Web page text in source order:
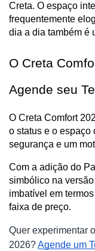
Creta. O espaço
frequentemente
dia a dia também é
O Creta
Agende seu
O Creta Comfort
o status e o espaço
segurança e um
Com a adição do
simbólico na
imbatível em
faixa de preço.
Quer experimentar
2026?Agende um